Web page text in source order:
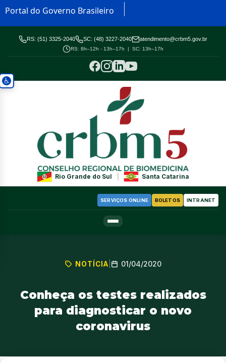
Portal do Governo Brasileiro
RS: (51) 3325-2040 SC: (48) 3227-2040 atendimento@crbm5.gov.br
RS: 8h–12h - 13h–17h | SC: 13h–17h
Rio Grande do Sul Santa Catarina
SERVIÇOS ONLINE BOLETOS INTRANET
NOTÍCIA 01/04/2020
Conheça os testes realizados
para diagnosticar o novo
coronavirus